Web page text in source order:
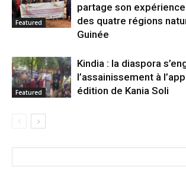
Featured
partage son
des quatre régions
Guinée
Featured
Kindia : la diaspora
l’assainissement à
édition de Kania Soli